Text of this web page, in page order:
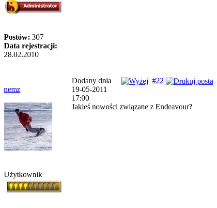
Postów: 307
Data rejestracji:
28.02.2010
nemz
#22
Dodany dnia
19-05-2011
17:00
Użytkownik
Jakieś nowości związane z Endeavour?